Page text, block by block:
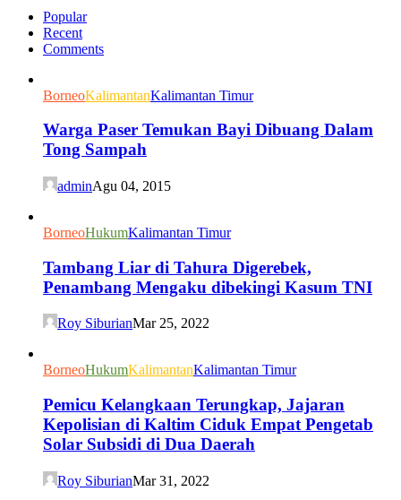
Popular
Recent
Comments
BorneoKalimantanKalimantan Timur
Warga Paser Temukan Bayi Dibuang Dalam
Tong Sampah
adminAgu 04, 2015
BorneoHukumKalimantan Timur
Tambang Liar di Tahura Digerebek,
Penambang Mengaku dibekingi Kasum TNI
Roy SiburianMar 25, 2022
BorneoHukumKalimantanKalimantan Timur
Pemicu Kelangkaan Terungkap, Jajaran
Kepolisian di Kaltim Ciduk Empat Pengetab
Solar Subsidi di Dua Daerah
Roy SiburianMar 31, 2022